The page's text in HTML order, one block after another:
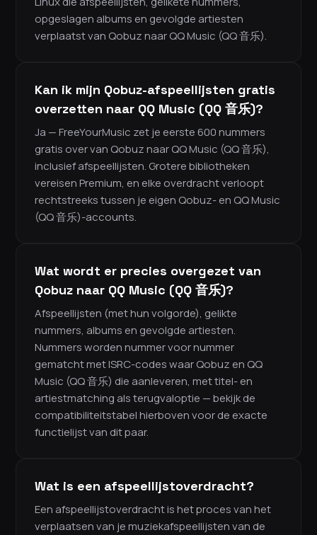
opgeslagen albums en gevolgde artiesten
verplaatst van Qobuz naar QQ Music (QQ 音乐).
Kan ik mijn Qobuz-afspeellijsten gratis
overzetten naar QQ Music (QQ 音乐)?
Ja — FreeYourMusic zet je eerste 600 nummers
gratis over van Qobuz naar QQ Music (QQ 音乐),
inclusief afspeellijsten. Grotere bibliotheken
vereisen Premium, en elke overdracht verloopt
rechtstreeks tussen je eigen Qobuz- en QQ Music
(QQ 音乐)-accounts.
Wat wordt er precies overgezet van
Qobuz naar QQ Music (QQ 音乐)?
Afspeellijsten (met hun volgorde), gelikte
nummers, albums en gevolgde artiesten.
Nummers worden nummer voor nummer
gematcht met ISRC-codes waar Qobuz en QQ
Music (QQ 音乐) die aanleveren, met titel- en
artiestmatching als terugvaloptie — bekijk de
compatibiliteitstabel hierboven voor de exacte
functielijst van dit paar.
Wat is een afspeellijstoverdracht?
Een afspeellijstoverdracht is het proces van het
verplaatsen van je muziekafspeellijsten van de